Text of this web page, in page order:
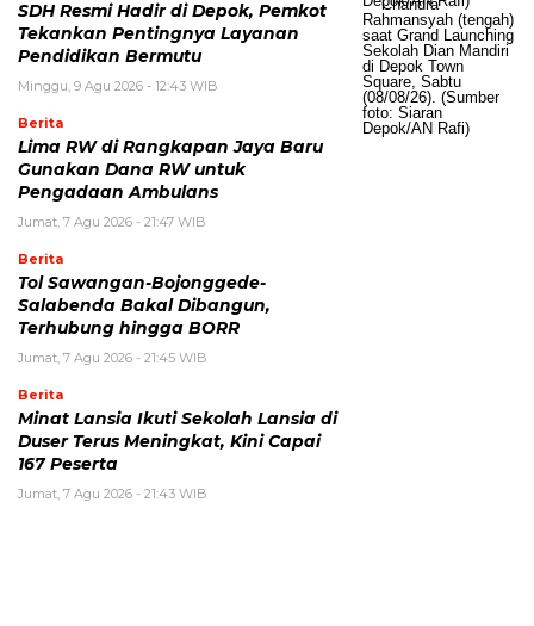
SDH Resmi Hadir di Depok, Pemkot
Tekankan Pentingnya Layanan
Pendidikan Bermutu
Minggu, 9 Agu 2026 - 12:43 WIB
Berita
Lima RW di Rangkapan Jaya Baru
Gunakan Dana RW untuk
Pengadaan Ambulans
Jumat, 7 Agu 2026 - 21:47 WIB
Berita
Tol Sawangan-Bojonggede-
Salabenda Bakal Dibangun,
Terhubung hingga BORR
Jumat, 7 Agu 2026 - 21:45 WIB
Berita
Minat Lansia Ikuti Sekolah Lansia di
Duser Terus Meningkat, Kini Capai
167 Peserta
Jumat, 7 Agu 2026 - 21:43 WIB